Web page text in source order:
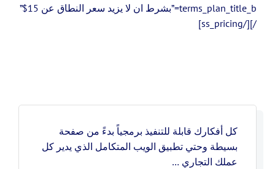
terms_plan_title_b=”بشرط ان لا يزيد سعر النطاق عن 15$”
/][/ss_pricing]
كل أفكارك قابلة للتنفيذ برمجياً بدءً من صفحة
بسيطة وحتي تطبيق الويب المتكامل الذي يدير كل
عملك التجاري …